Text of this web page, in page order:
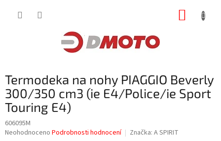
Termodeka na nohy PIAGGIO Beverly
300/350 cm3 (ie E4/Police/ie Sport
Touring E4)
606095M
Průměrné
Neohodnoceno Podrobnosti hodnocení Značka: A SPIRIT